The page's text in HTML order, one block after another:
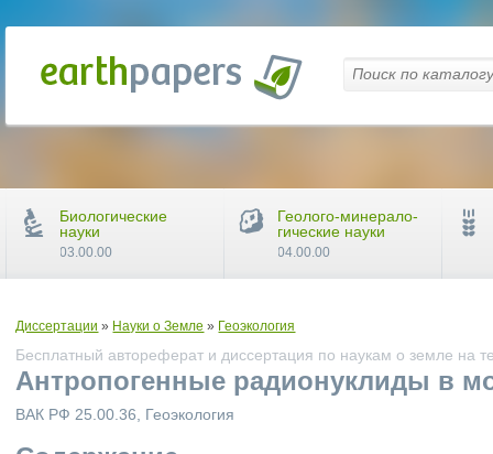
Диссертации » Науки о Земле » Геоэкология
Бесплатный автореферат и диссертация по наукам о земле на
Антропогенные радионуклиды в
ВАК РФ 25.00.36, Геоэкология
Биологические
науки
03.00.00
Геолого-минерало-
гические науки
04.00.00